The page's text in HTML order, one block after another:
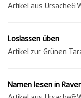
Artikel aus
Loslassen üben
Artikel zur Grünen
Namen lesen in